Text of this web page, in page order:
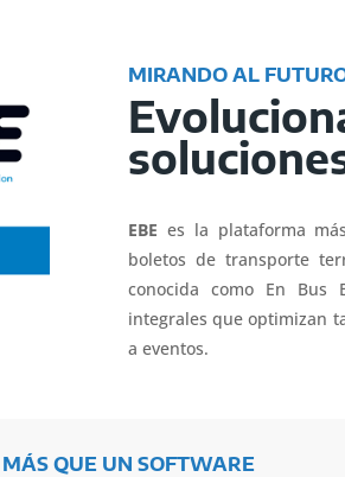
MIRANDO AL
EBE es la plataforma
boletos de transporte
conocida como En Bus
integrales que optimizan
a eventos.
QUE UN SOFTWARE